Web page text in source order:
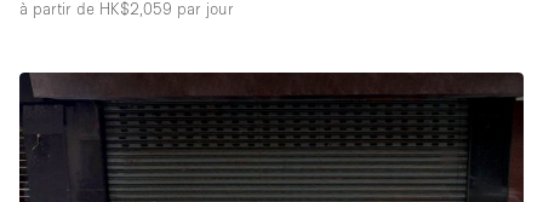
à partir de HK$2,059 par jour